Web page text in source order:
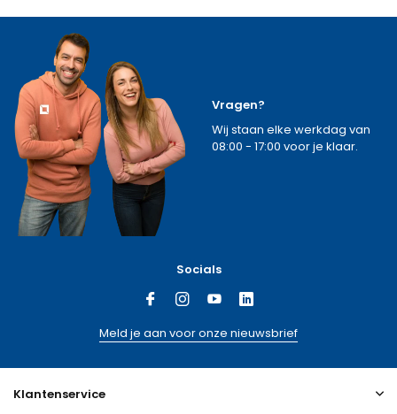
Vragen?
Wij staan elke werkdag van
08:00 - 17:00 voor je klaar.
Socials
Meld je aan voor onze nieuwsbrief
Klantenservice